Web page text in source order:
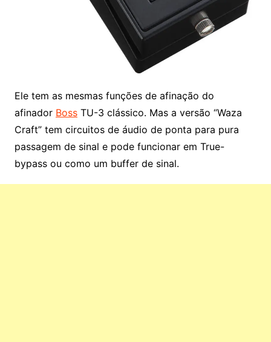
Ele tem as mesmas funções de afinação do
afinador BossTU-3 clássico. Mas a versão “Waza
Craft” tem circuitos de áudio de ponta para pura
passagem de sinal e pode funcionar em True-
bypass ou como um buffer de sinal.